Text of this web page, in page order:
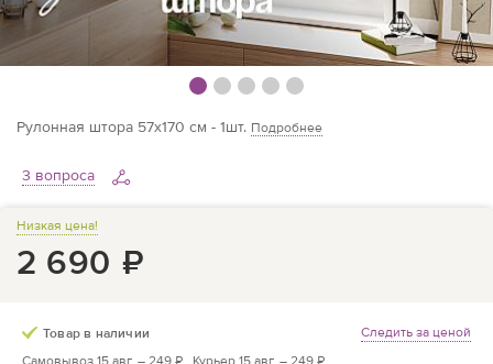
Рулонная штора 57х170 см - 1шт. Подробнее
3 вопроса
Низкая цена!
2 690 ₽
Товар в наличии
Следить за ценой